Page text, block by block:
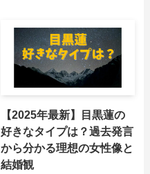
【2025年最新】目黒蓮の
好きなタイプは？過去発言
から分かる理想の女性像と
結婚観